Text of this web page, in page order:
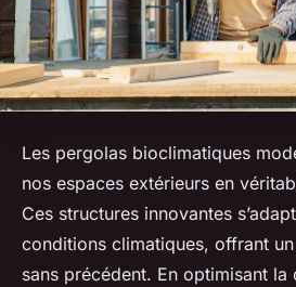
Les pergolas bioclimatiques
nos espaces extérieurs en
Ces structures innovantes
conditions climatiques, offrant
sans précédent. En optimisant la